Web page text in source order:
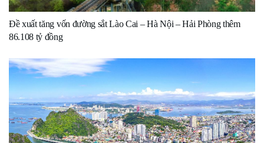
Đề xuất tăng vốn đường sắt Lào Cai – Hà Nội – Hải Phòng thêm
86.108 tỷ đồng